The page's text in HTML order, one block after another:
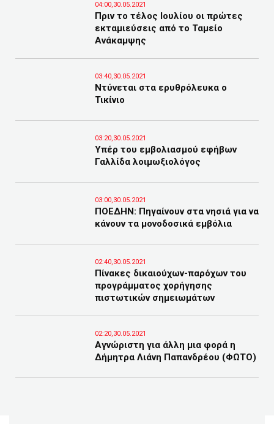
04:00,30.05.2021
Πριν το τέλος Ιουλίου οι πρώτες
εκταμιεύσεις από το Ταμείο
Ανάκαμψης
03:40,30.05.2021
Ντύνεται στα ερυθρόλευκα ο
Τικίνιο
03:20,30.05.2021
Υπέρ του εμβολιασμού εφήβων
Γαλλίδα λοιμωξιολόγος
03:00,30.05.2021
ΠΟΕΔΗΝ: Πηγαίνουν στα νησιά για να
κάνουν τα μονοδοσικά εμβόλια
02:40,30.05.2021
Πίνακες δικαιούχων-παρόχων του
προγράμματος χορήγησης
πιστωτικών σημειωμάτων
02:20,30.05.2021
Αγνώριστη για άλλη μια φορά η
Δήμητρα Λιάνη Παπανδρέου (ΦΩΤΟ)